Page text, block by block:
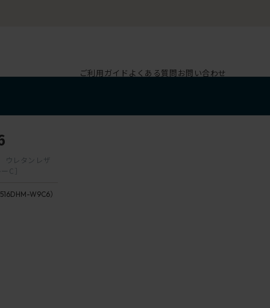
ご利用ガイド よくある質問お問い合わせ
レタンレザ
C］
W9C6）